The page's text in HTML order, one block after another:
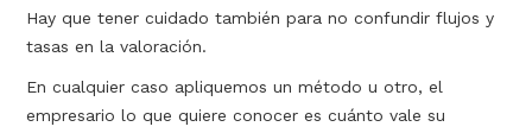
Hay que tener cuidado también para no confundir flujos y
tasas en la valoración.
En cualquier caso apliquemos un método u otro, el
empresario lo que quiere conocer es cuánto vale su